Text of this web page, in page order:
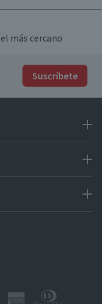
más cercano
Suscríbete